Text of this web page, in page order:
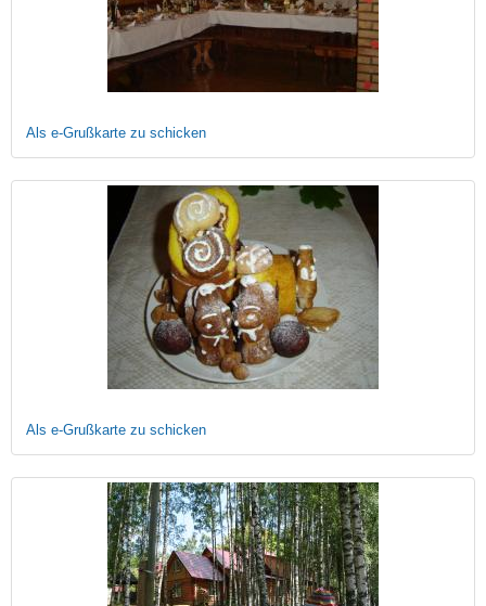
Als e-Grußkarte zu schicken
Als e-Grußkarte zu schicken